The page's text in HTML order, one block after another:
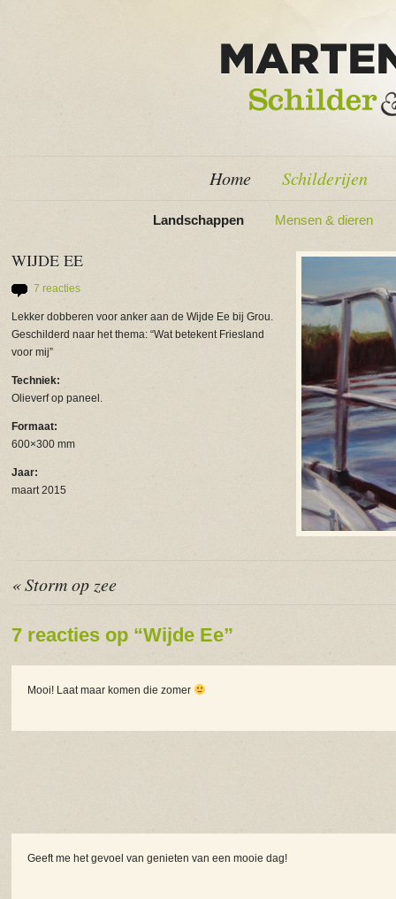
Home Schilderijen
Landschappen Mensen & dieren
WIJDE EE
7 reacties
Lekker dobberen voor anker aan de Wijde Ee bij Grou.
Geschilderd naar het thema: “Wat betekent Friesland
voor mij”
Techniek:
Olieverf op paneel.
Formaat:
600×300 mm
Jaar:
maart 2015
« Storm op zee
7 reacties op “Wijde Ee”
Mooi! Laat maar komen die zomer
Geeft me het gevoel van genieten van een mooie dag!